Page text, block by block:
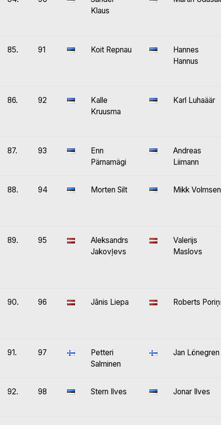
Klaus
85. 91 Koit Repnau
Hannes
Hannus
86. 92
Kalle
Kruusma
Karl Luhaäär
87. 93
Enn
Pärnamägi
Andreas
Liimann
88. 94 Morten Silt Mikk Volmsen
89. 95
Aleksandrs
Jakovļevs
Valerijs
Maslovs
90. 96 Jānis Liepa Roberts
91. 97
Petteri
Salminen
Jan Lönegren
92. 98 Stern Ilves Jonar Ilves